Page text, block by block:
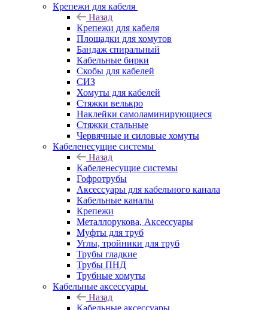
Крепежи для кабеля
Назад
Крепежи для кабеля
Площадки для хомутов
Бандаж спиральный
Кабельные бирки
Cкобы для кабелей
СИЗ
Хомуты для кабелей
Стяжки велькро
Наклейки самоламинирующиеся
Стяжки стальные
Червячные и силовые хомуты
Кабеленесущие системы
Назад
Кабеленесущие системы
Гофротрубы
Аксессуары для кабельного канала
Кабельные каналы
Крепежи
Металлорукова, Аксессуары
Муфты для труб
Углы, тройники для труб
Трубы гладкие
Трубы ПНД
Трубные хомуты
Кабельные аксессуары
Назад
Кабельные аксессуары